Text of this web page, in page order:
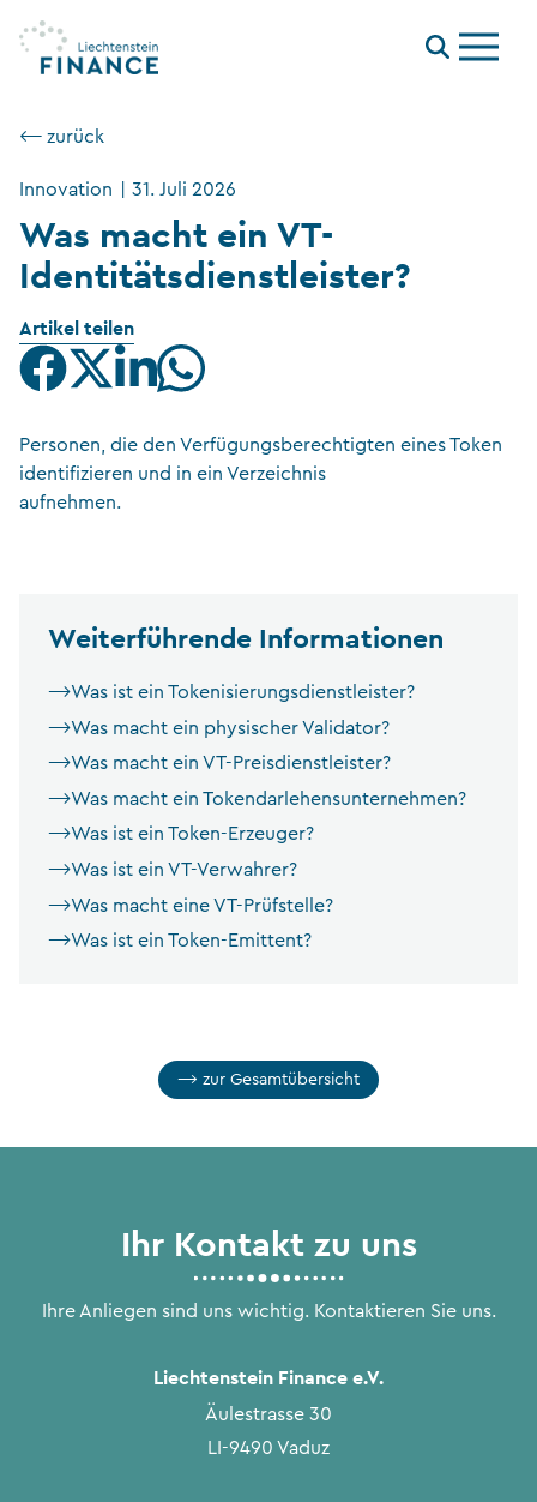
Menu
⟵ zurück
Innovation 31. Juli 2026
Was macht ein VT-
Identitätsdienstleister?
Artikel teilen
Personen, die den Verfügungsberechtigten eines Token
identifizieren und in ein Verzeichnis
aufnehmen.
Weiterführende Informationen
Was ist ein Tokenisierungsdienstleister?
Was macht ein physischer Validator?
Was macht ein VT-Preisdienstleister?
Was macht ein Tokendarlehensunternehmen?
Was ist ein Token-Erzeuger?
Was ist ein VT-Verwahrer?
Was macht eine VT-Prüfstelle?
Was ist ein Token-Emittent?
zur Gesamtübersicht
Ihr Kontakt zu uns
Ihre Anliegen sind uns wichtig. Kontaktieren Sie uns.
Liechtenstein Finance e.V.
Äulestrasse 30
LI-9490 Vaduz